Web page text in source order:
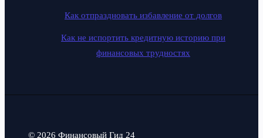
Как отпраздновать избавление от долгов
Как не испортить кредитную историю при
финансовых трудностях
© 2026 Финансовый Гид 24